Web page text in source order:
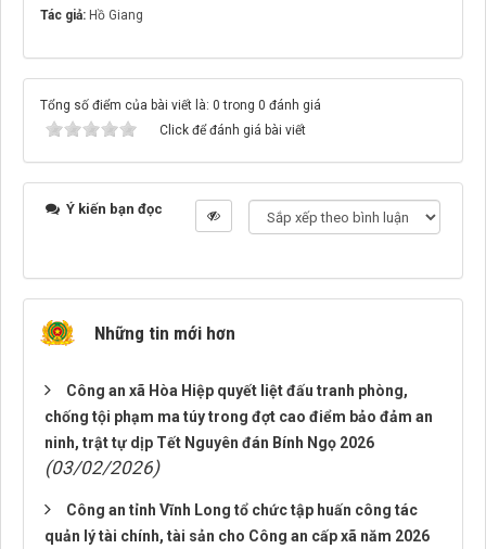
Tác giả: Hồ Giang
Tổng số điểm của bài viết là: 0 trong 0 đánh giá
Click để đánh giá bài viết
Ý kiến bạn đọc
Những tin mới hơn
Công an xã Hòa Hiệp quyết liệt đấu tranh phòng,
chống tội phạm ma túy trong đợt cao điểm bảo đảm an
ninh, trật tự dịp Tết Nguyên đán Bính Ngọ 2026
(03/02/2026)
Công an tỉnh Vĩnh Long tổ chức tập huấn công tác
quản lý tài chính, tài sản cho Công an cấp xã năm 2026